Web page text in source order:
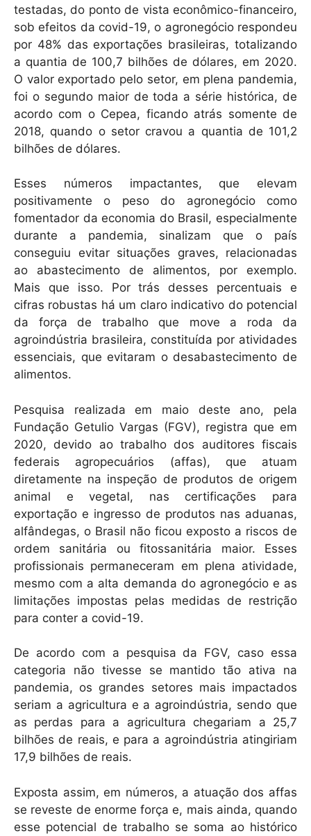
testadas, do ponto de vista econômico-financeiro,
sob efeitos da covid-19, o agronegócio respondeu
por 48% das exportações brasileiras, totalizando
a quantia de 100,7 bilhões de dólares, em 2020.
O valor exportado pelo setor, em plena pandemia,
foi o segundo maior de toda a série histórica, de
acordo com o Cepea, ficando atrás somente de
2018, quando o setor cravou a quantia de 101,2
bilhões de dólares.
Esses números impactantes, que elevam
positivamente o peso do agronegócio como
fomentador da economia do Brasil, especialmente
durante a pandemia, sinalizam que o país
conseguiu evitar situações graves, relacionadas
ao abastecimento de alimentos, por exemplo.
Mais que isso. Por trás desses percentuais e
cifras robustas há um claro indicativo do potencial
da força de trabalho que move a roda da
agroindústria brasileira, constituída por atividades
essenciais, que evitaram o desabastecimento de
alimentos.
Pesquisa realizada em maio deste ano, pela
Fundação Getulio Vargas (FGV), registra que em
2020, devido ao trabalho dos auditores fiscais
federais agropecuários (affas), que atuam
diretamente na inspeção de produtos de origem
animal e vegetal, nas certificações para
exportação e ingresso de produtos nas aduanas,
alfândegas, o Brasil não ficou exposto a riscos de
ordem sanitária ou fitossanitária maior. Esses
profissionais permaneceram em plena atividade,
mesmo com a alta demanda do agronegócio e as
limitações impostas pelas medidas de restrição
para conter a covid-19.
De acordo com a pesquisa da FGV, caso essa
categoria não tivesse se mantido tão ativa na
pandemia, os grandes setores mais impactados
seriam a agricultura e a agroindústria, sendo que
as perdas para a agricultura chegariam a 25,7
bilhões de reais, e para a agroindústria atingiriam
17,9 bilhões de reais.
Exposta assim, em números, a atuação dos affas
se reveste de enorme força e, mais ainda, quando
esse potencial de trabalho se soma ao histórico